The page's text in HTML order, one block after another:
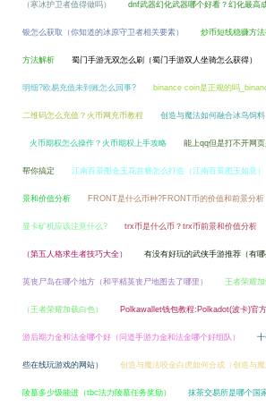
（寒冰护卫者值得做吗） dnf武器幻化武器哪个好看？幻化最高
银怎么获取（你知道的冰原守卫者相关要素） 炒币短线稳赚方
方法解析 蜀门手游无双怎么刷（蜀门手游双人坐骑怎么获得）
明细?欧易充值未到账怎么回事? binance coin是正规的吗
二维码怎么充值？火币网充币教程 创造与魔法如何融合冰鸟饲
火币期权怎么操作？火币期权上手攻略 能上qq但是打不开网
帮你搞定 江南百景图金玉花首簪怎么打造（江南百景图玉如意）
景和价值分析 FRONT是什么币种?FRONT币的价值和前景分析
显卡矿机应该注意什么? trx币是什么币？trx币前景和价值分析
（第五人格求生者技巧大全） 有没有好玩的武侠手游推荐（有哪
英丧尸岛在哪个地方（和平精英丧尸地图去了哪里） 王者荣耀
（王者荣耀加载白色） Polkawallet钱包教程:Polkadot(波卡)官
游后期力金和法金哪个好（问道手游力金和法金哪个好组队）
些在线玩游戏的网站） 创造与魔法咬金白虎如何合成（创造与魔
陵墓多少级能进（tbc法力陵墓任务奖励） 抹茶交易所是哪个国